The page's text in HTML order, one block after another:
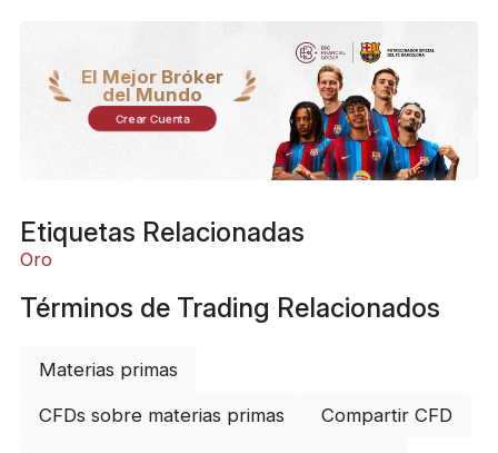
El Mejor Bróker
del Mundo
Crear Cuenta
Etiquetas Relacionadas
Oro
Términos de Trading Relacionados
Materias primas
CFDs sobre materias primas Compartir CFD